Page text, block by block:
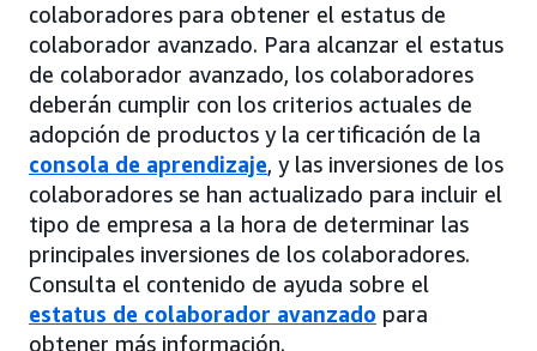
colaboradores para obtener el estatus de
colaborador avanzado. Para alcanzar el estatus
de colaborador avanzado, los colaboradores
deberán cumplir con los criterios actuales de
adopción de productos y la certificación de la
consola de aprendizaje, y las inversiones de los
colaboradores se han actualizado para incluir el
tipo de empresa a la hora de determinar las
principales inversiones de los colaboradores.
Consulta el contenido de ayuda sobre el
estatus de colaborador avanzado para
obtener más información.